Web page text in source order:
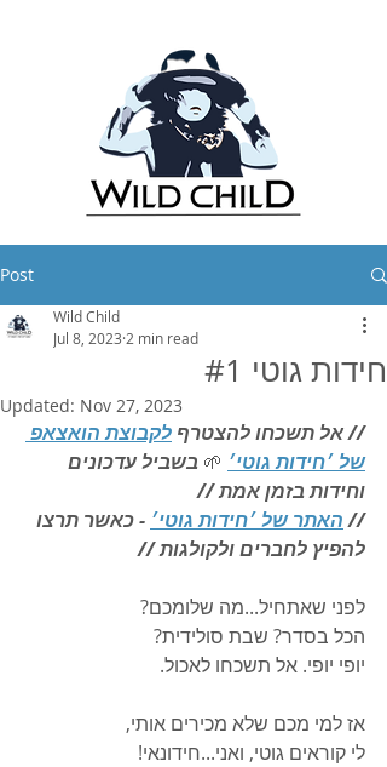
Post
חידות גוטי #1
Wild Child
Jul 8, 2023 2 min read
Updated: Nov 27, 2023
// אל תשכחו להצטרף לקבוצת הואצאפ
של ׳חידות גוטי׳ 🌱 בשביל עדכונים
וחידות בזמן אמת //
// האתר של ׳חידות גוטי׳ - כאשר תרצו
להפיץ לחברים ולקולגות //
לפני שאתחיל...מה שלומכם?
הכל בסדר? שבת סולידית?
יופי יופי. אל תשכחו לאכול.
אז למי מכם שלא מכירים אותי,
לי קוראים גוטי, ואני...חידונאי!